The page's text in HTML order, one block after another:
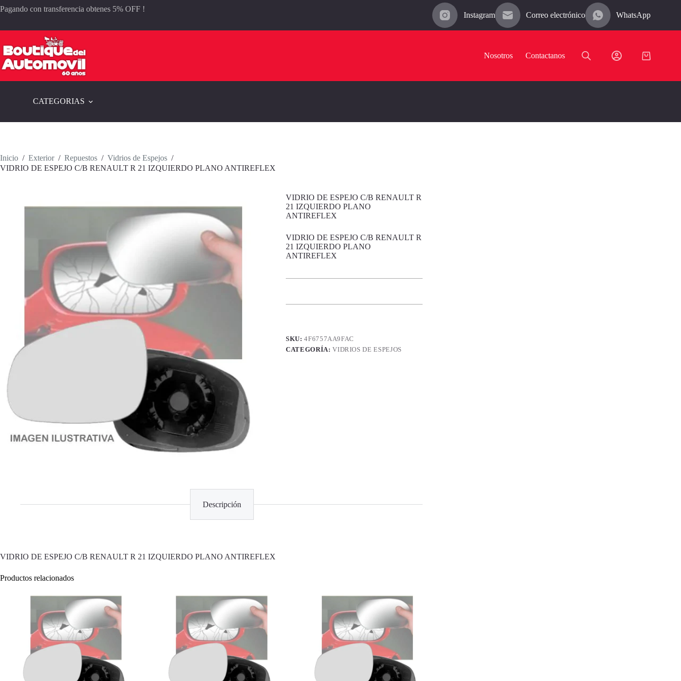
al
Pagando con transferencia obtenes 5% OFF !
Instagram Correo electrónico WhatsApp
Nosotros Contactanos
Carro
CATEGORIAS
Inicio / Exterior / Repuestos / Vidrios de Espejos /
VIDRIO DE ESPEJO C/B RENAULT R 21 IZQUIERDO PLANO ANTIREFLEX
VIDRIO DE ESPEJO C/B RENAULT R
21 IZQUIERDO PLANO
ANTIREFLEX
VIDRIO DE ESPEJO C/B RENAULT R
21 IZQUIERDO PLANO
ANTIREFLEX
SKU:4F6757AA9FAC
CATEGORÍA:VIDRIOS DE ESPEJOS
Descripción
VIDRIO DE ESPEJO C/B RENAULT R 21 IZQUIERDO PLANO ANTIREFLEX
Productos relacionados